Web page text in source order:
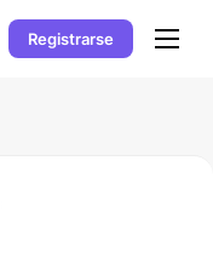
Registrarse